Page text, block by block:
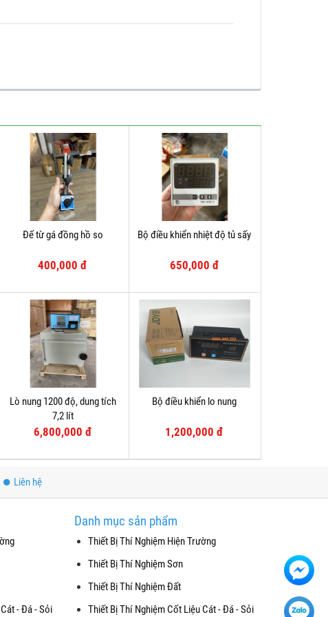
Đế từ gá đồng hồ so
400,000 đ
Bộ điều khiển nhiệt độ tủ sấy
650,000 đ
Lò nung 1200 độ, dung tích
7,2 lít
6,800,000 đ
Bộ điều khiển lo nung
1,200,000 đ
Liên hệ
- Đá - Sỏi
Danh mục sản phẩm
Thiết Bị Thí Nghiệm Hiện Trường
Thiết Bị Thí Nghiệm Sơn
Thiết Bị Thí Nghiệm Đất
Thiết Bị Thí Nghiệm Cốt Liệu Cát - Đá - Sỏi